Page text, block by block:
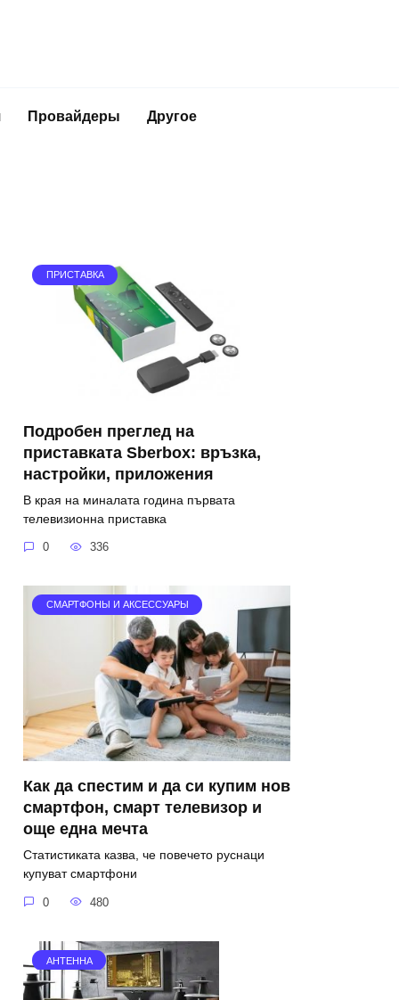
Провайдеры Другое
ПРИСТАВКА
Подробен преглед на
приставката Sberbox: връзка,
настройки, приложения
В края на миналата година първата
телевизионна приставка
0 336
СМАРТФОНЫ И АКСЕССУАРЫ
Как да спестим и да си купим нов
смартфон, смарт телевизор и
още една мечта
Статистиката казва, че повечето руснаци
купуват смартфони
0 480
АНТЕННА